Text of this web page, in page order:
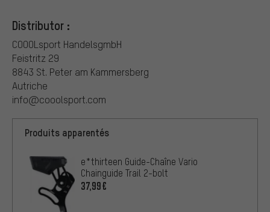
Distributor :
COOOLsport HandelsgmbH
Feistritz 29
8843 St. Peter am Kammersberg
Autriche
info@cooolsport.com
Produits apparentés
e*thirteen Guide-Chaîne Vario
Chainguide Trail 2-bolt
37,99€